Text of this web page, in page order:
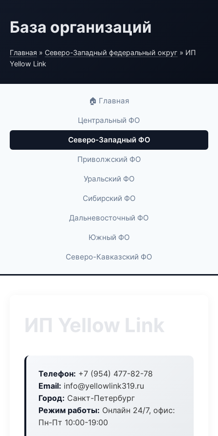
База организаций
Главная » Северо-Западный федеральный округ » ИП
Yellow Link
🏠 Главная
Центральный ФО
Северо-Западный ФО
Приволжский ФО
Уральский ФО
Сибирский ФО
Дальневосточный ФО
Южный ФО
Северо-Кавказский ФО
ИП Yellow Link
Телефон: +7 (954) 477-82-78
Email: info@yellowlink319.ru
Город: Санкт-Петербург
Режим работы: Онлайн 24/7, офис:
Пн-Пт 10:00-19:00